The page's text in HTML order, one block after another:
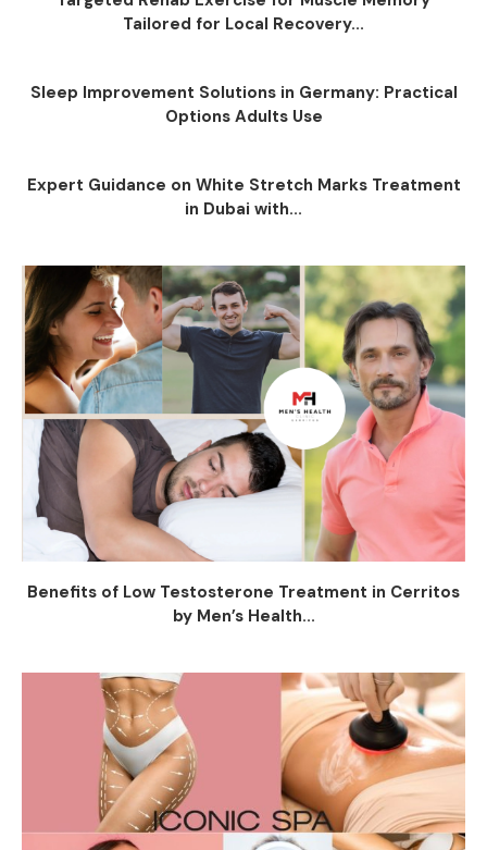
Tailored for Local Recovery...
Sleep Improvement Solutions in Germany: Practical
Options Adults Use
Expert Guidance on White Stretch Marks Treatment
in Dubai with...
Benefits of Low Testosterone Treatment in Cerritos
by Men’s Health...